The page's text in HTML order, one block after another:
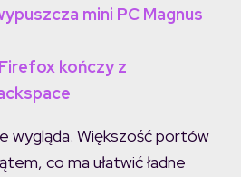
mini PC Magnus
kończy z
wygląda. Większość portów
co ma ułatwić ładne